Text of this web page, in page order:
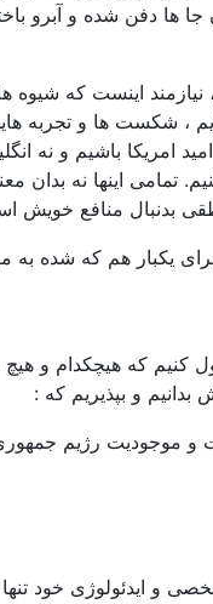
جا ها دفن شده و
اینست که شیوه
شکست ها و تجربه
امریکا باشیم و نه
تمامی اینها نه بدان
بدنبال منافع خویش
یکبار هم که شده
کنیم که هیچکدام و
و بپذیریم که :
و موجودیت رژیم
ایدئولوژی خود تنها